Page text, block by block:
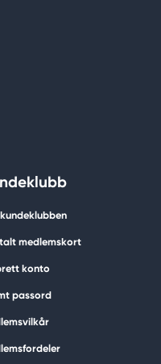
medlemskort
konto
passord